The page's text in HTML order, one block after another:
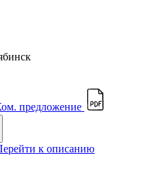
предложение
к описанию